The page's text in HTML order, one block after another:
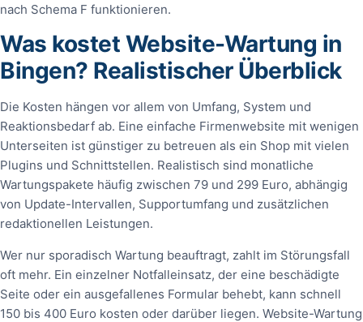
nach Schema F funktionieren.
Was kostet Website-Wartung in
Bingen? Realistischer Überblick
Die Kosten hängen vor allem von Umfang, System und
Reaktionsbedarf ab. Eine einfache Firmenwebsite mit wenigen
Unterseiten ist günstiger zu betreuen als ein Shop mit vielen
Plugins und Schnittstellen. Realistisch sind monatliche
Wartungspakete häufig zwischen 79 und 299 Euro, abhängig
von Update-Intervallen, Supportumfang und zusätzlichen
redaktionellen Leistungen.
Wer nur sporadisch Wartung beauftragt, zahlt im Störungsfall
oft mehr. Ein einzelner Notfalleinsatz, der eine beschädigte
Seite oder ein ausgefallenes Formular behebt, kann schnell
150 bis 400 Euro kosten oder darüber liegen. Website-Wartung